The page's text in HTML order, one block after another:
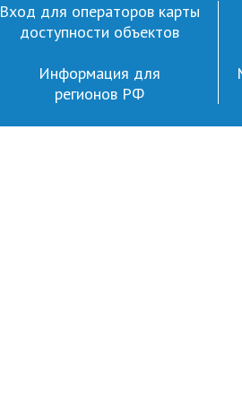
Вход для операторов карты
доступности объектов
Информация для
регионов РФ